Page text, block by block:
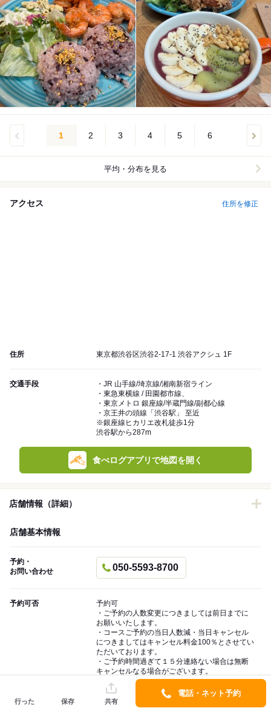
1 2 3 4 5 6
平均・分布を見る
アクセス 住所を修正
住所 東京都渋谷区渋谷2-17-1 渋谷アクシュ 1F
交通手段
・JR 山手線/埼京線/湘南新宿ライン
・東急東横線 / 田園都市線、
・東京メトロ 銀座線/半蔵門線/副都心線
・京王井の頭線「渋谷駅」 至近
※銀座線ヒカリエ改札徒歩1分
渋谷駅から287m
食べログアプリで地図を開く
店舗情報（詳細）
店舗基本情報
予約・
お問い合わせ
050-5593-8700
予約可否
予約可
・ご予約の人数変更につきましては前日までに
お願いいたします。
・コースご予約の当日人数減・当日キャンセル
につきましてはキャンセル料金100％とさせてい
ただいております。
・ご予約時間過ぎて１５分連絡ない場合は無断
キャンセルなる場合がございます。
・繁忙時お席のご利用を2時間制とさせていただ
いております。
行った 保存 共有
電話・ネット予約